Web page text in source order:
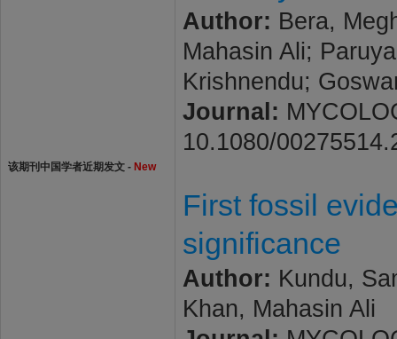
该期刊中国学者近期发文 - New
Author: Bera,
Mahasin Ali;
Krishnendu;
Journal:
10.1080/
First fossil
significance
Author: Kundu,
Khan, Mahasin Ali